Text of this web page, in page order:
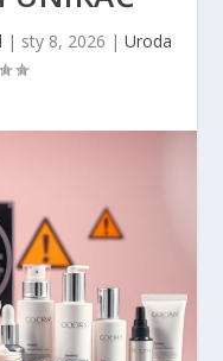
| sty 8, 2026 | Uroda